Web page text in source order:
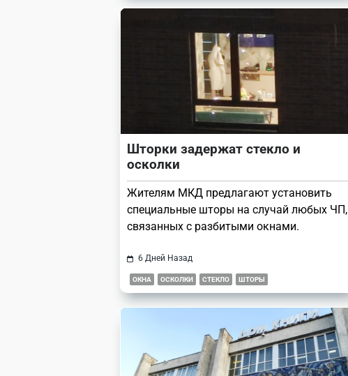
Шторки задержат стекло и
осколки
Жителям МКД предлагают установить
специальные шторы на случай любых ЧП,
связанных с разбитыми окнами.
6 Дней Назад
ОКНА ОСКОЛКИ СТЕКЛО ШТОРЫ